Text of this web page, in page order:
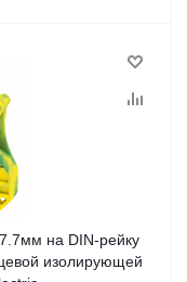
на DIN-рейку
изолирующей